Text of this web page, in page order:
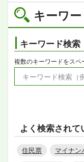
キーワ
キーワード検索
複数のキーワードをスペ
よく検索され
住民票 マイナン